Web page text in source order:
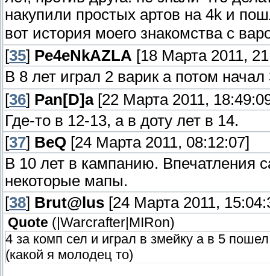
накупили простых артов на 4k и
вот история моего знакомства с
[35] Pe4eNkAZLA [18 Марта 2011,
В 8 лет играл 2 варик а потом
[36] Pan[D]a[22 Марта 2011,
Где-то в 12-13, а в доту лет в 14.
[37] BeQ [24 Марта 2011, 08:12:07]
В 10 лет в кампанию. Впечатления
некоторые мапы.
[38] Brut@lus [24 Марта 2011,
Quote ( |Warcrafter|MIRon)
4 за комп сел и играл в змейку а в 5
(какой я молодец то)